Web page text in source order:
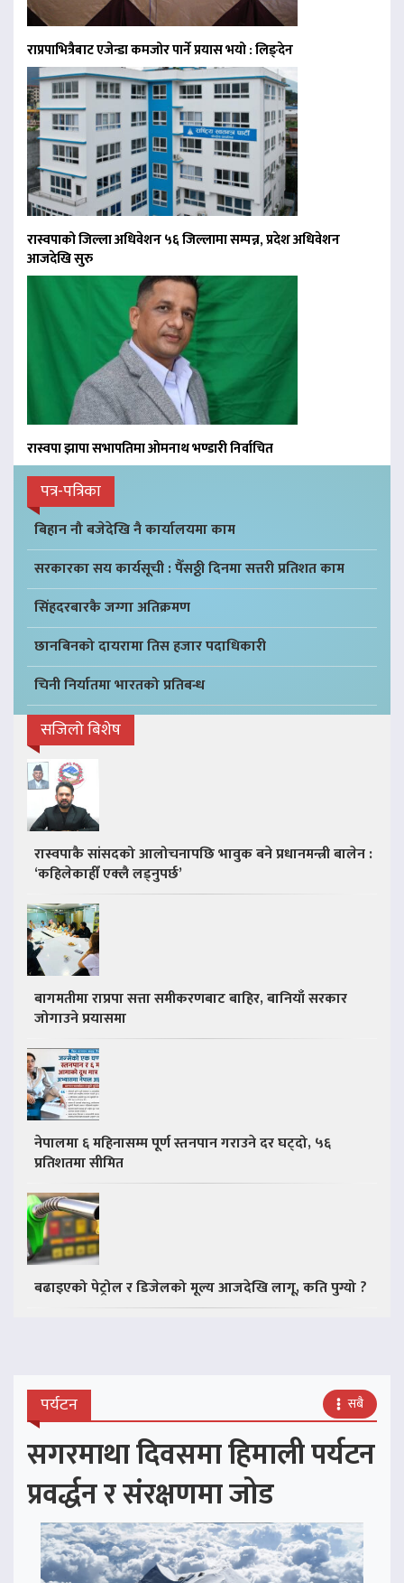
राप्रपाभित्रैबाट एजेन्डा कमजोर पार्ने प्रयास भयो : लिङ्देन
रास्वपाको जिल्ला अधिवेशन ५६ जिल्लामा सम्पन्न, प्रदेश अधिवेशन
आजदेखि सुरु
रास्वपा झापा सभापतिमा ओमनाथ भण्डारी निर्वाचित
पत्र-पत्रिका
बिहान नौ बजेदेखि नै कार्यालयमा काम
सरकारका सय कार्यसूची : पैँसठ्ठी दिनमा सत्तरी प्रतिशत काम
सिंहदरबारकै जग्गा अतिक्रमण
छानबिनको दायरामा तिस हजार पदाधिकारी
चिनी निर्यातमा भारतको प्रतिबन्ध
सजिलो बिशेष
रास्वपाकै सांसदको आलोचनापछि भावुक बने प्रधानमन्त्री बालेन :
‘कहिलेकाहीँ एक्लै लड्नुपर्छ’
बागमतीमा राप्रपा सत्ता समीकरणबाट बाहिर, बानियाँ सरकार
जोगाउने प्रयासमा
नेपालमा ६ महिनासम्म पूर्ण स्तनपान गराउने दर घट्दो, ५६
प्रतिशतमा सीमित
बढाइएको पेट्रोल र डिजेलको मूल्य आजदेखि लागू, कति पुग्यो ?
पर्यटन सबै
सगरमाथा दिवसमा हिमाली पर्यटन
प्रवर्द्धन र संरक्षणमा जोड